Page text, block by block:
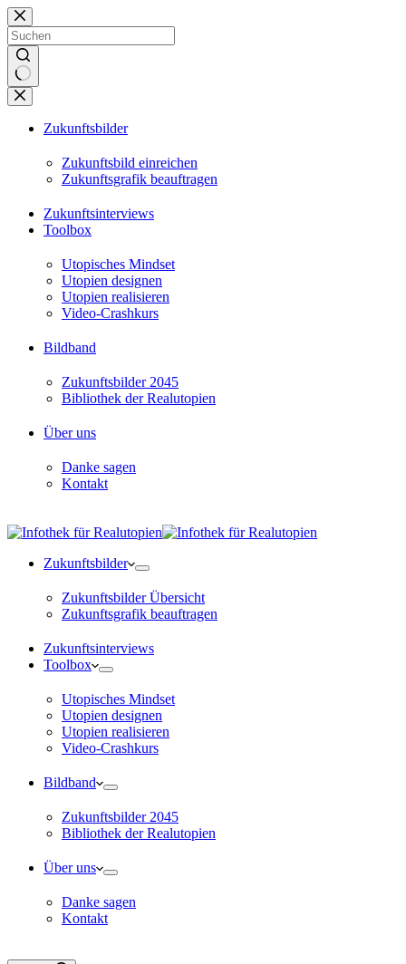
Zum
Inhalt
springen
Keine
Ergebnisse
Zukunftsbilder
Zukunftsbild einreichen
Zukunftsgrafik beauftragen
Zukunftsinterviews
Toolbox
Utopisches Mindset
Utopien designen
Utopien realisieren
Video-Crashkurs
Bildband
Zukunftsbilder 2045
Bibliothek der Realutopien
Über uns
Danke sagen
Kontakt
Zukunftsbilder
Zukunftsbilder Übersicht
Zukunftsgrafik beauftragen
Zukunftsinterviews
Toolbox
Utopisches Mindset
Utopien designen
Utopien realisieren
Video-Crashkurs
Bildband
Zukunftsbilder 2045
Bibliothek der Realutopien
Über uns
Danke sagen
Kontakt